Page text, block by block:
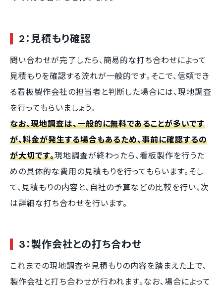
2：見積もり確認
問い合わせが完了したら、簡易的な打ち合わせによって
見積もりを確認する流れが一般的です。そこで、信頼でき
る看板製作会社の担当者と判断した場合には、現地調査
を行ってもらいましょう。
なお、現地調査は、一般的に無料であることが多いです
が、料金が発生する場合もあるため、事前に確認するの
が大切です。現地調査が終わったら、看板製作を行うた
めの具体的な費用の見積もりを行ってもらいます。そし
て、見積もりの内容と、自社の予算などの比較を行い、次
は詳細な打ち合わせを行います。
3：製作会社との打ち合わせ
これまでの現地調査や見積もりの内容を踏まえた上で、
製作会社と打ち合わせが行われます。なお、場合によって